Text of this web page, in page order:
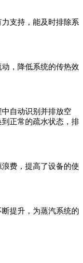
支持，能及时排除系
，降低系统的传热效
自动识别并排放空
正常的疏水状态，排
费，提高了设备的使
提升，为蒸汽系统的